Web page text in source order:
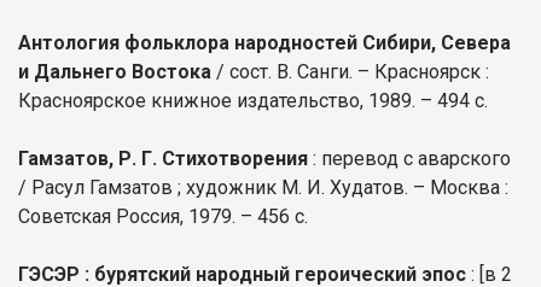
Антология фольклора народностей Сибири, Севера
и Дальнего Востока / сост. В. Санги. – Красноярск :
Красноярское книжное издательство, 1989. – 494 с.
Гамзатов, Р. Г. Стихотворения : перевод с аварского
/ Расул Гамзатов ; художник М. И. Худатов. – Москва :
Советская Россия, 1979. – 456 с.
ГЭСЭР : бурятский народный героический эпос : [в 2